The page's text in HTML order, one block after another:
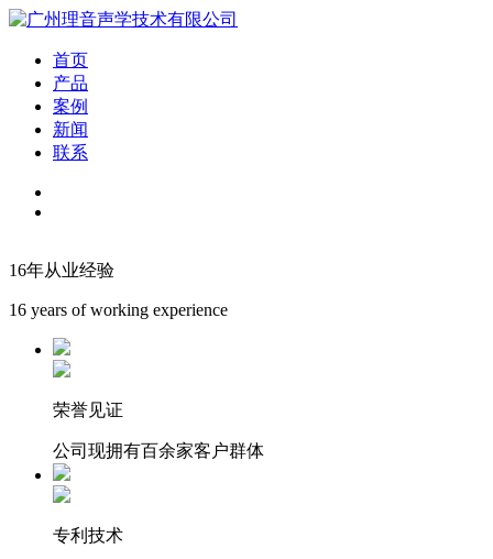
首页
产品
案例
新闻
联系
16年从业经验
16 years of working experience
荣誉见证
公司现拥有百余家客户群体
专利技术